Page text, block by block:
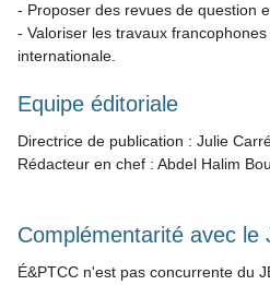
- Proposer des revues de question
- Valoriser les travaux
internationale.
Equipe éditoriale
Directrice de publication : Julie
Rédacteur en chef : Abdel Halim
Complémentarité avec le
É&PTCC n'est pas concurrente du